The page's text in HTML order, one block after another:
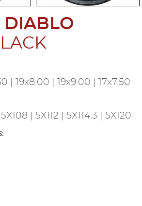
DIABLO
| 19x8.00 | 19x9.00 | 17x7.50
| 5X112 | 5X114.3 | 5X120